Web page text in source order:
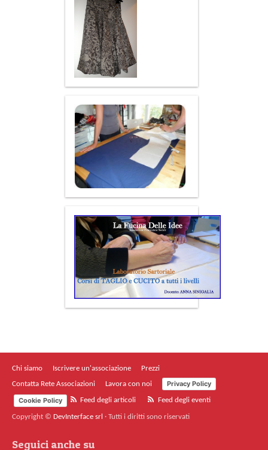
Chi siamo Iscrivere un'associazione
Prezzi
Contatta Rete Associazioni
Lavora con noi
Privacy Policy
Cookie Policy
Feed degli articoli Feed degli eventi
Copyright © DevInterface srl · Tutti i diritti sono riservati
Seguici anche su